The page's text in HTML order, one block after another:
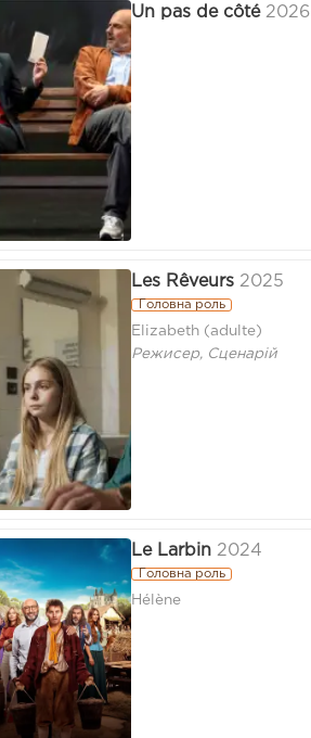
Un pas de côté 2026
Les Rêveurs 2025
Головна роль
Elizabeth (adulte)
Режисер, Сценарій
Le Larbin 2024
Головна роль
Hélène